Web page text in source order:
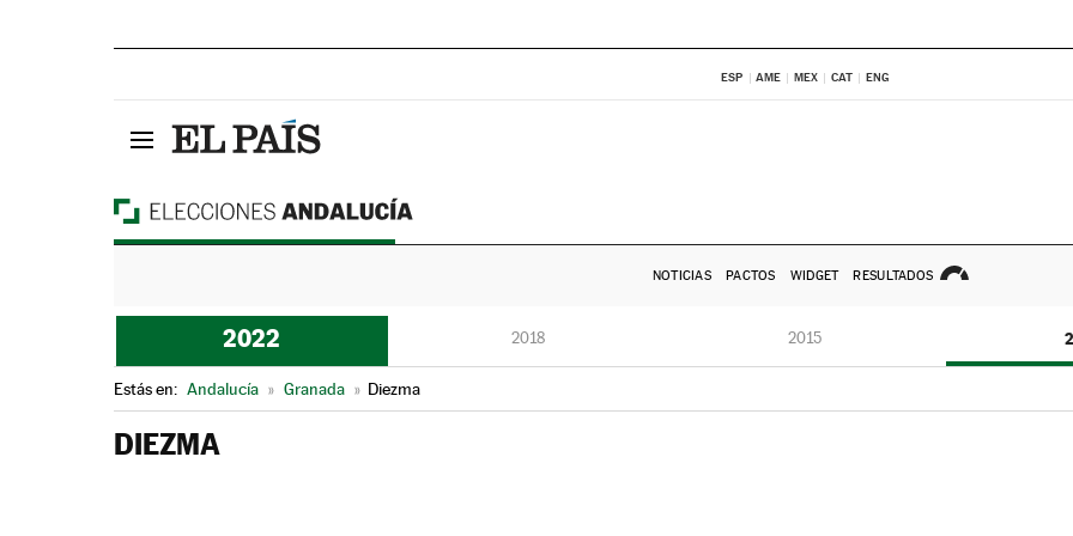
ESP AME MEX CAT ENG
NOTICIAS PACTOS WIDGET RESULTADOS
2022 2018 2015
Estás en: Andalucía » Granada » Diezma
DIEZMA